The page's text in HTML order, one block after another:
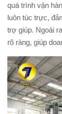
quá trình vận
luôn túc trực,
trợ giúp. Ngoài
rõ ràng, giúp